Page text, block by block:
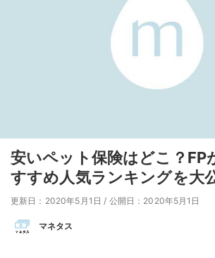
安いペット保険はどこ？FP
すすめ人気ランキングを大
更新日：2020年5月1日 / 公開日：2020年5月1日
マネタス